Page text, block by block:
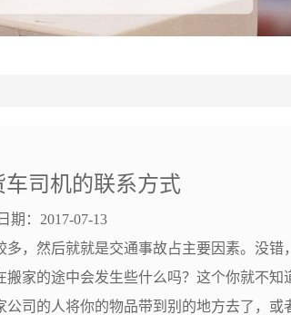
司机的联系方式
日期：2017-07-13
，然后就就是交通事故占主要因素。没错
家的途中会发生些什么吗？这个你就不知
司的人将你的物品带到别的地方去了，或